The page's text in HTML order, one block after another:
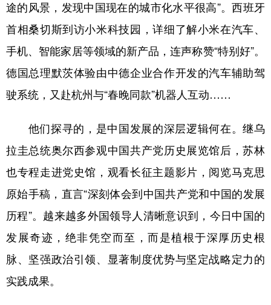
辽宁 吉林 上海 江苏
浙江 安徽 福建 江西
山东 河南 湖北 湖南
广东 广西 海南 重庆
陕西 甘肃 青海 宁夏
新疆 内蒙古 黑龙江
多语种频道
Русский язык 日本語 한국어
Deutsch
途的风景，发现中国现在的城市化水平很高”。西班牙
首相桑切斯到访小米科技园，详细了解小米在汽车、
手机、智能家居等领域的新产品，连声称赞“特别好”。
德国总理默茨体验由中德企业合作开发的汽车辅助驾
驶系统，又赴杭州与“春晚同款”机器人互动……
他们探寻的，是中国发展的深层逻辑何在。继乌
拉圭总统奥尔西参观中国共产党历史展览馆后，苏林
也专程走进党史馆，观看长征主题影片，阅览马克思
原始手稿，直言“深刻体会到中国共产党和中国的发展
历程”。越来越多外国领导人清晰意识到，今日中国的
发展奇迹，绝非凭空而至，而是植根于深厚历史根
脉、坚强政治引领、显著制度优势与坚定战略定力的
实践成果。